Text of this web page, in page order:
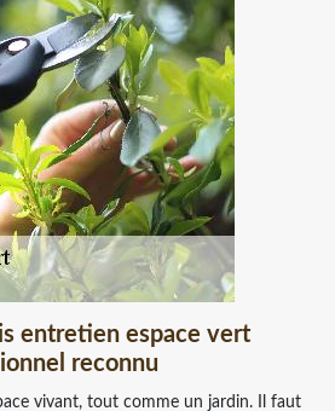
entretien espace vert
reconnu
vivant, tout comme un jardin. Il faut